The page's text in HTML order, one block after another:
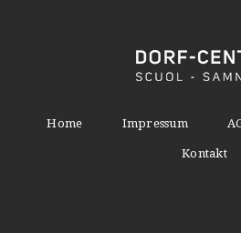
Home Impressum
Kontakt